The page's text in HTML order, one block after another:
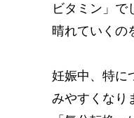
ビタミン」で
晴れていくの
妊娠中、特に
みやすくなり